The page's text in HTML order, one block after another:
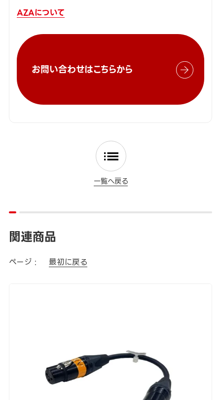
AZAについて
お問い合わせはこちらから
一覧へ戻る
関連商品
ページ : 最初に戻る